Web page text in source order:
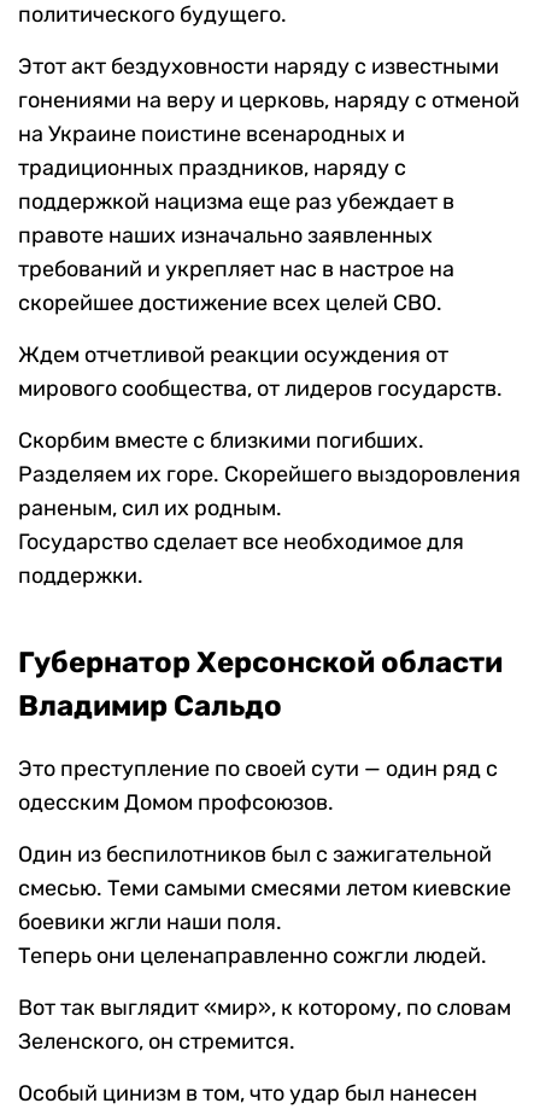
политического будущего.
Этот акт бездуховности наряду с известными
гонениями на веру и церковь, наряду с отменой
на Украине поистине всенародных и
традиционных праздников, наряду с
поддержкой нацизма еще раз убеждает в
правоте наших изначально заявленных
требований и укрепляет нас в настрое на
скорейшее достижение всех целей СВО.
Ждем отчетливой реакции осуждения от
мирового сообщества, от лидеров государств.
Скорбим вместе с близкими погибших.
Разделяем их горе. Скорейшего выздоровления
раненым, сил их родным.
Государство сделает все необходимое для
поддержки.
Губернатор Херсонской области
Владимир Сальдо
Это преступление по своей сути — один ряд с
одесским Домом профсоюзов.
Один из беспилотников был с зажигательной
смесью. Теми самыми смесями летом киевские
боевики жгли наши поля.
Теперь они целенаправленно сожгли людей.
Вот так выглядит «мир», к которому, по словам
Зеленского, он стремится.
Особый цинизм в том, что удар был нанесен